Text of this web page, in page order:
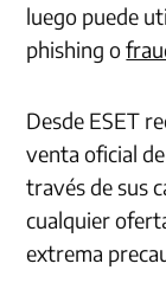
luego puede
phishing o
Desde ESET
venta oficial
través de sus
cualquier
extrema